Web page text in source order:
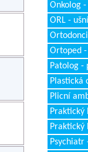
Onkolog
ORL -
Ortoped
Patolog -
Plastická
Plicní
Praktický
Psychiatr